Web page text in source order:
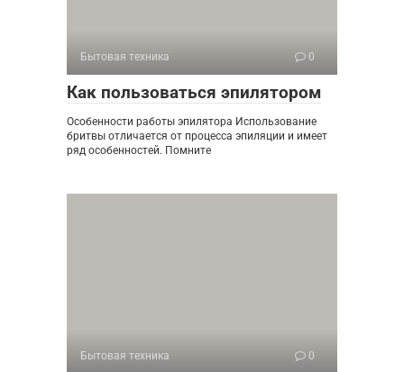
Бытовая техника 0
Как пользоваться эпилятором
Особенности работы эпилятора Использование
бритвы отличается от процесса эпиляции и имеет
ряд особенностей. Помните
Бытовая техника 0